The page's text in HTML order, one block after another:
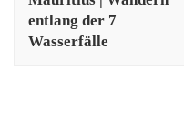
entlang der 7
Wasserfälle